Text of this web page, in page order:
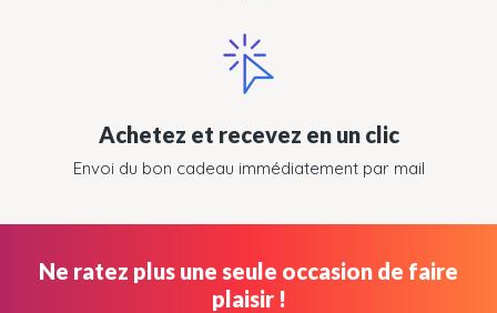
Achetez et recevez en un clic
Envoi du bon cadeau immédiatement par mail
Ne ratez plus une seule occasion de faire
plaisir !